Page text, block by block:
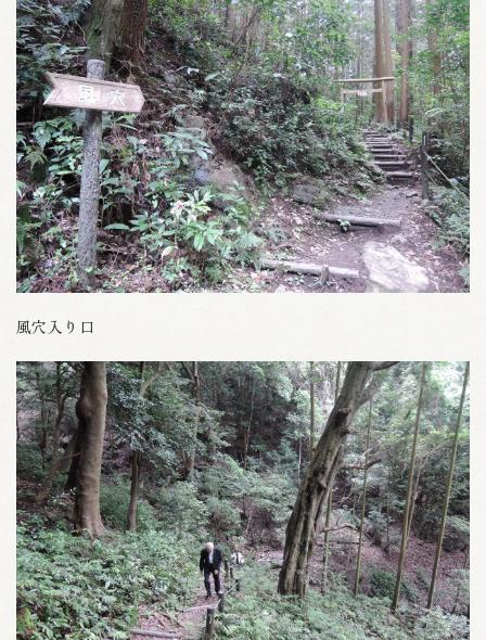
風穴入り口